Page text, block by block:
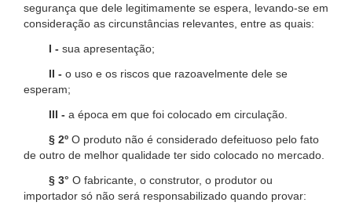
segurança que dele legitimamente se espera, levando-se em
consideração as circunstâncias relevantes, entre as quais:
I - sua apresentação;
II - o uso e os riscos que razoavelmente dele se
esperam;
III - a época em que foi colocado em circulação.
§ 2º O produto não é considerado defeituoso pelo fato
de outro de melhor qualidade ter sido colocado no mercado.
§ 3° O fabricante, o construtor, o produtor ou
importador só não será responsabilizado quando provar: